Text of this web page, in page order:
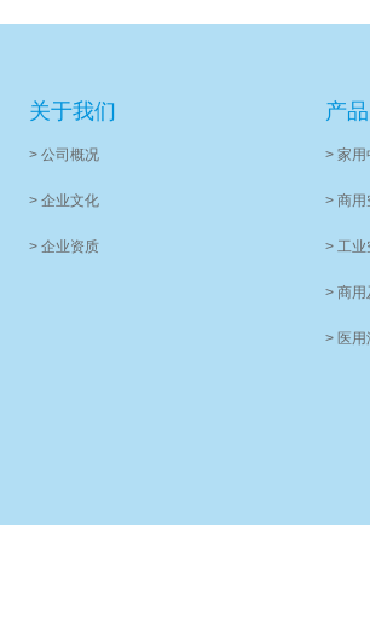
关于我们
> 公司概况
> 企业文化
> 企业资质
产
> 家用
> 商用
> 工业
> 商用
> 医用